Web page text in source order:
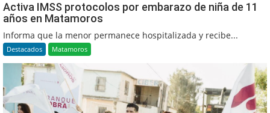
Activa IMSS protocolos por embarazo de niña de 11
años en Matamoros
Informa que la menor permanece hospitalizada y recibe...
Destacados Matamoros